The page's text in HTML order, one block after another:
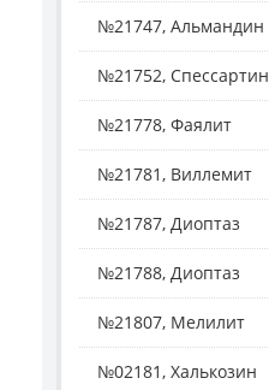
№21747, Альмандин
№21752, Спессартин
№21778, Фаялит
№21781, Виллемит
№21787, Диоптаз
№21788, Диоптаз
№21807, Мелилит
№02181, Халькозин